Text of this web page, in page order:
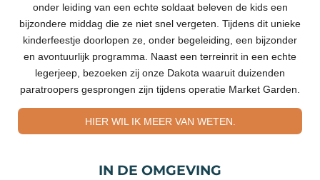
onder leiding van een echte soldaat beleven de kids een
bijzondere middag die ze niet snel vergeten. Tijdens dit unieke
kinderfeestje doorlopen ze, onder begeleiding, een bijzonder
en avontuurlijk programma. Naast een terreinrit in een echte
legerjeep, bezoeken zij onze Dakota waaruit duizenden
paratroopers gesprongen zijn tijdens operatie Market Garden.
HIER WIL IK MEER VAN WETEN.
IN DE OMGEVING